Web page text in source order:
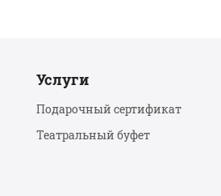
Услуги
Подарочный сертификат
Театральный буфет